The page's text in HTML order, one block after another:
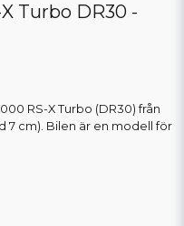
Turbo DR30 -
RS-X Turbo (DR30) från
7 cm). Bilen är en modell för